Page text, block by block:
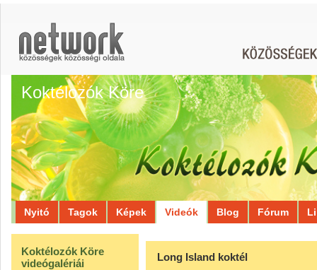
Koktélozók Köre
Nyitó Tagok Képek Videók Blog Fórum
Koktélozók Köre
videógalériái
Long Island koktél